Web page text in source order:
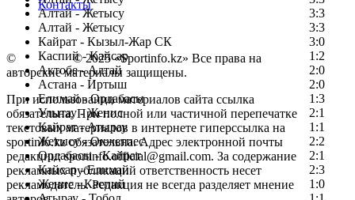
Алтай - Жетысу
3:3
Алтай - Жетысу
3:3
Кайрат - Кызыл-Жар СК
3:0
Каспий - Кайсар
1:2
Актобе - Алтай
2:0
Астана - Иртыш
2:0
Елимай - Ордабасы
1:3
Улытау - Женис
2:1
Кайрат - Атырау
1:1
Жетысу - Окжетпес
2:2
Ордабасы - Кайрат
2:1
Кайсар - Елимай
2:3
Женис - Каспий
1:0
Контакты
© Copyright© 2025 «Sportinfo.kz» Все права на
авторские материалы защищены.
При использовании материалов сайта ссылка
обязательна. При полной или частичной перепечатке
текстовых материалов в интернете гиперссылка на
sportinfo.kz обязательна. Адрес электронной почты
редакции: sportinfo.official@gmail.com. За содержание
рекламных публикаций ответственность несет
рекламодатель. Редакция не всегда разделяет мнение